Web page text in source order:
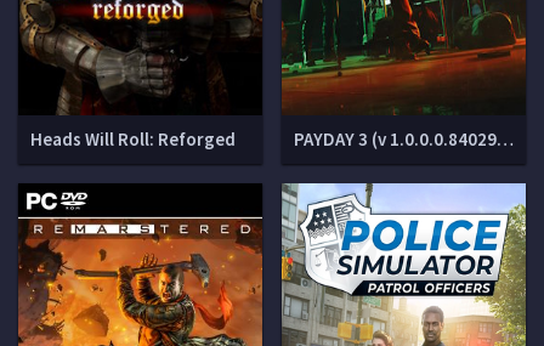
Heads Will Roll: Reforged PAYDAY 3 (v 1.0.0.0.840290 + DLCs)